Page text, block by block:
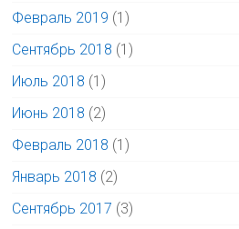
Февраль 2019 (1)
Сентябрь 2018 (1)
Июль 2018 (1)
Июнь 2018 (2)
Февраль 2018 (1)
Январь 2018 (2)
Сентябрь 2017 (3)